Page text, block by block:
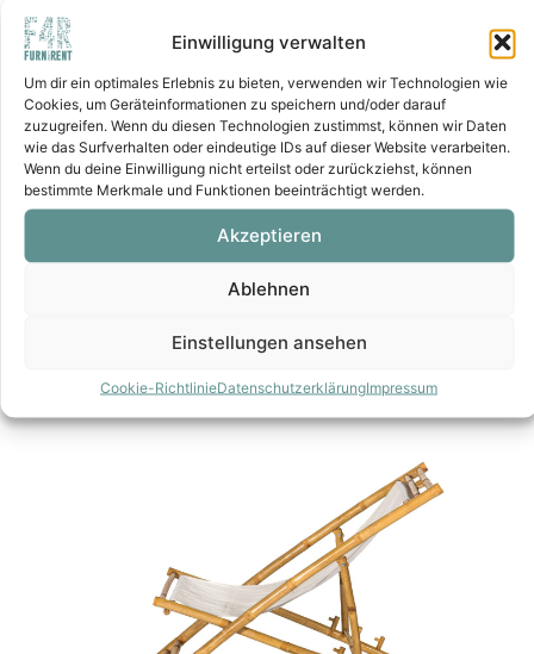
Einwilligung verwalten
Um dir ein optimales Erlebnis zu bieten, verwenden wir Technologien wie
Cookies, um Geräteinformationen zu speichern und/oder darauf
zuzugreifen. Wenn du diesen Technologien zustimmst, können wir Daten
wie das Surfverhalten oder eindeutige IDs auf dieser Website verarbeiten.
Wenn du deine Einwilligung nicht erteilst oder zurückziehst, können
bestimmte Merkmale und Funktionen beeinträchtigt werden.
Akzeptieren
Ablehnen
Einstellungen ansehen
Cookie-RichtlinieDatenschutzerklärungImpressum